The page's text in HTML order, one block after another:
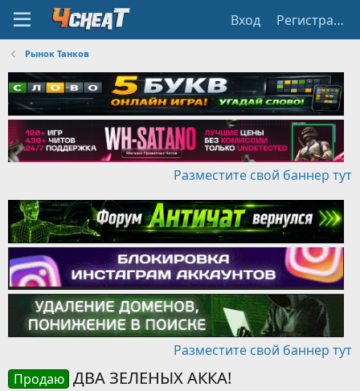
Вход Регистрация
Рынок Танков
Разместите свой баннер тут
Разместите свой баннер тут
Продаю ДВА ЗЕЛЕНЫХ АККА!